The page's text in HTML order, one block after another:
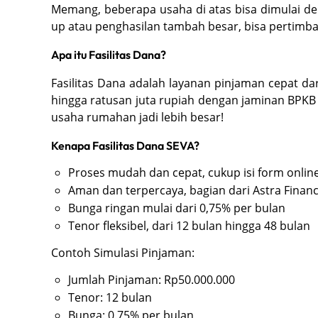
Memang, beberapa usaha di atas bisa dimulai
up atau penghasilan tambah besar, bisa
Apa itu Fasilitas Dana?
Fasilitas Dana adalah layanan pinjaman cepat
hingga ratusan juta rupiah dengan jaminan
usaha rumahan jadi lebih besar!
Kenapa Fasilitas Dana SEVA?
Proses mudah dan cepat, cukup isi form
Aman dan terpercaya, bagian dari Astra
Bunga ringan mulai dari 0,75% per bulan
Tenor fleksibel, dari 12 bulan hingga 48 bulan
Contoh Simulasi Pinjaman:
Jumlah Pinjaman: Rp50.000.000
Tenor: 12 bulan